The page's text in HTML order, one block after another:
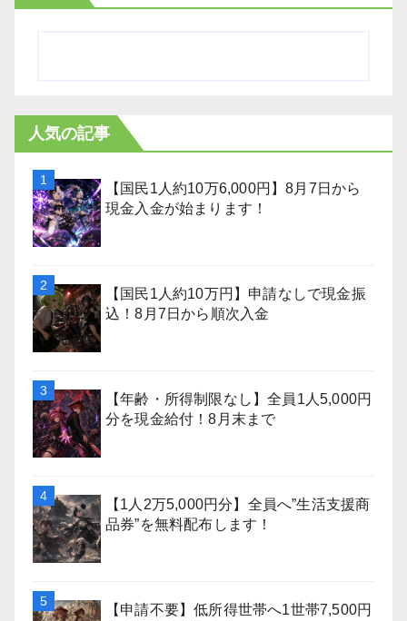
人気の記事
【国民1人約10万6,000円】8月7日から
現金入金が始まります！
【国民1人約10万円】申請なしで現金振
込！8月7日から順次入金
【年齢・所得制限なし】全員1人5,000円
分を現金給付！8月末まで
【1人2万5,000円分】全員へ”生活支援商
品券”を無料配布します！
【申請不要】低所得世帯へ1世帯7,500円